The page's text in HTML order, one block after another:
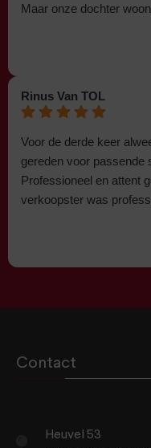
Maar onze dochter
Rinus Van TOL
Voor de derde keer
gereden voor passende
Professioneel en attent
verkoopster was
Contact
Heuvel 53